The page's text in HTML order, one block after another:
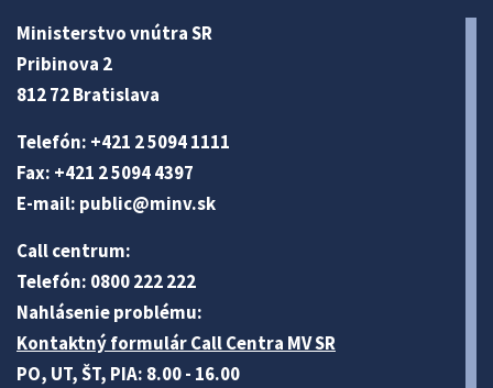
Ministerstvo vnútra SR
Pribinova 2
812 72 Bratislava
Telefón: +421 2 5094 1111
Fax: +421 2 5094 4397
E-mail: public@minv.sk
Call centrum:
Telefón: 0800 222 222
Nahlásenie problému:
Kontaktný formulár Call Centra MV SR
PO, UT, ŠT, PIA: 8.00 - 16.00